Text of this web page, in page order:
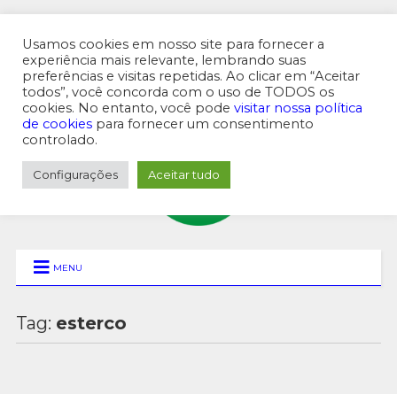
MENU SUPERIOR
MENU
Tag: esterco
Usamos cookies em nosso site para fornecer a
experiência mais relevante, lembrando suas
preferências e visitas repetidas. Ao clicar em “Aceitar
todos”, você concorda com o uso de TODOS os
cookies. No entanto, você pode visitar nossa política
de cookies para fornecer um consentimento
controlado.
Configurações Aceitar tudo